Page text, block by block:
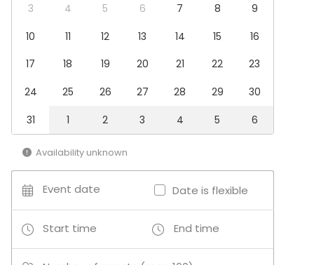
Event types
Party
Dinner / Lunch
Conference / Seminar
Fair / Exhibition
Company Party
Banquet hall
3
4 5 6 7 8
9
10
11 12 13 14 15
16
17
18 19 20 21 22
23
24
25 26 27 28 29
30
31
1 2 3 4 5 6
Availability unknown
Event date Date is flexible
Start time End time